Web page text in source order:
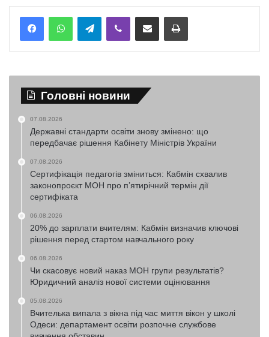
TelegramViber Надіслати електронною поштоюНадрукувати
Головні новини
07.08.2026
Державні стандарти освіти знову змінено: що
передбачає рішення Кабінету Міністрів України
07.08.2026
Сертифікація педагогів зміниться: Кабмін схвалив
законопроєкт МОН про п’ятирічний термін дії
сертифіката
06.08.2026
20% до зарплати вчителям: Кабмін визначив ключові
рішення перед стартом навчального року
06.08.2026
Чи скасовує новий наказ МОН групи результатів?
Юридичний аналіз нової системи оцінювання
05.08.2026
Вчителька випала з вікна під час миття вікон у школі
Одеси: департамент освіти розпочне службове